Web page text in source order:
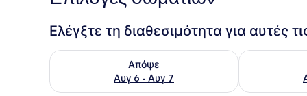
Ελέγξτε τη διαθεσιμότητα για αυτές
Απόψε
Αυγ 6 - Αυγ 7
Έλεγχος διαθεσιμότητας για απόψε Αυγ 6 - Αυγ 7
Έλεγχος